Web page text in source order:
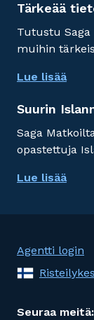
Tärkeää
Tutustu
muihin
Lue lisää
Suurin
Saga
opastettuja
Lue lisää
Agentti login
Seuraa meitä: